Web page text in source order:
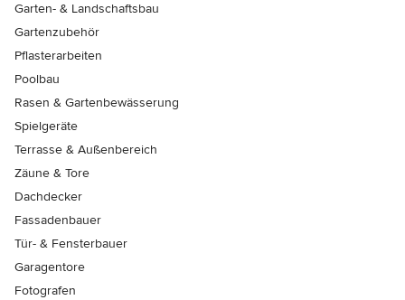
Garten- & Landschaftsbau
Gartenzubehör
Pflasterarbeiten
Poolbau
Rasen & Gartenbewässerung
Spielgeräte
Terrasse & Außenbereich
Zäune & Tore
Dachdecker
Fassadenbauer
Tür- & Fensterbauer
Garagentore
Fotografen